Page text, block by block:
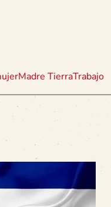
Madre TierraTrabajo